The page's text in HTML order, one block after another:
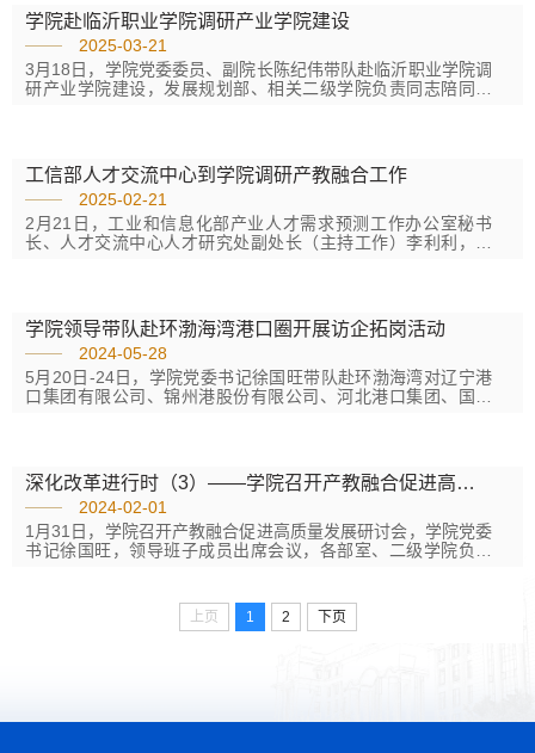
记、工会主席、纪委书记王瑞兴等接待并参与交流。王瑞幸对
房坤一行的到来表示热烈欢迎，并简要介绍了大河金属发展概
况。他对于学院培养的毕业生给予充分肯定和赞许，...
学院赴临沂职业学院调研产业学院建设
2025-03-21
3月18日，学院党委委员、副院长陈纪伟带队赴临沂职业学院调
研产业学院建设，发展规划部、相关二级学院负责同志陪同调
训室、直播间等场所，深入了解产业学院的教学场所构成、人
才培养计划、教学实训模块等相关情况。在交流座谈会上，双
方介绍了学校的历史沿革、...
工信部人才交流中心到学院调研产教融合工作
2025-02-21
2月21日，工业和信息化部产业人才需求预测工作办公室秘书
长、人才交流中心人才研究处副处长（主持工作）李利利，产
产教融合大厅，详细了解了学校办学特色和产教融合情况。座
谈会上，陈纪伟介绍了学校依托山东港口办学的体制机制优
势，坚持港航特色专业建设的办学理念与发展历程。...
学院领导带队赴环渤海湾港口圈开展访企拓岗活动
2024-05-28
5月20日-24日，学院党委书记徐国旺带队赴环渤海湾对辽宁港
口集团有限公司、锦州港股份有限公司、河北港口集团、国投
了辽宁港口集团教育培训中心、锦州港杂货码头有限公司、曹
妃甸港生产协同指挥中心、国投曹妃甸煤码头作业现场。与校
友深入座谈，了解校...
深化改革进行时（3）——学院召开产教融合促进高质量发展研讨会
2024-02-01
1月31日，学院召开产教融合促进高质量发展研讨会，学院党委
书记徐国旺，领导班子成员出席会议，各部室、二级学院负责
上页 1 2 下页